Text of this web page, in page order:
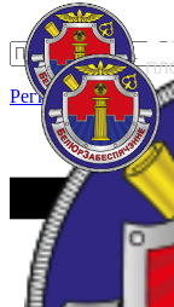
Регистрация Вход